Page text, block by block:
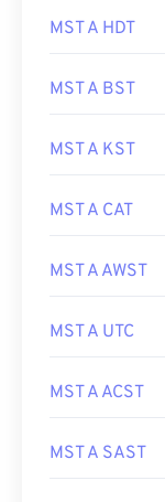
MST A HDT
MST A BST
MST A KST
MST A CAT
MST A AWST
MST A UTC
MST A ACST
MST A SAST